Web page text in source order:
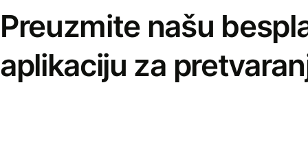
Preuzmite našu
aplikaciju za